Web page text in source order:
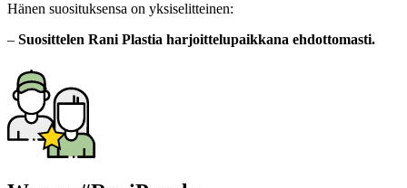
Hänen suosituksensa on yksiselitteinen:
– Suosittelen Rani Plastia harjoittelupaikkana ehdottomasti.